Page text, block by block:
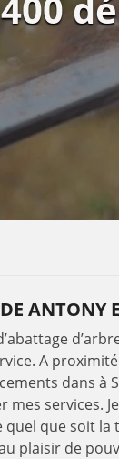
ANTONY
A
dans à
mes
que soit
plaisir de